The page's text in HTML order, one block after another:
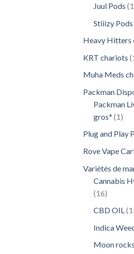
Juul Pods
Stiiizy Pods
Heavy Hitters
KRT chariots
Muha Meds
Packman
Packman
gros* 11
Plug and Play
Rove Vape
Variétés de
Cannabis
1616
CBD OIL
Indica
Moon rocks